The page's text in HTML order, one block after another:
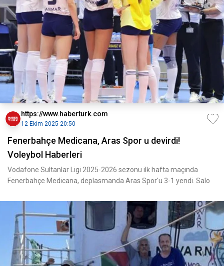
https://www.haberturk.com
12 Ekim 2025 20:50
Fenerbahçe Medicana, Aras Spor u devirdi!
Voleybol Haberleri
Vodafone Sultanlar Ligi 2025-2026 sezonu ilk hafta maçında
Fenerbahçe Medicana, deplasmanda Aras Spor'u 3-1 yendi. Salo